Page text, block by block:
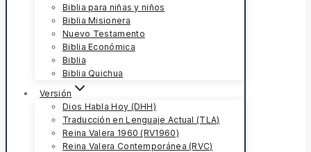
Biblia para niñas y niños
Biblia Misionera
Nuevo Testamento
Biblia Económica
Biblia
Biblia Quichua
Versión
Dios Habla Hoy (DHH)
Traducción en Lenguaje Actual (TLA)
Reina Valera 1960 (RV1960)
Reina Valera Contemporánea (RVC)